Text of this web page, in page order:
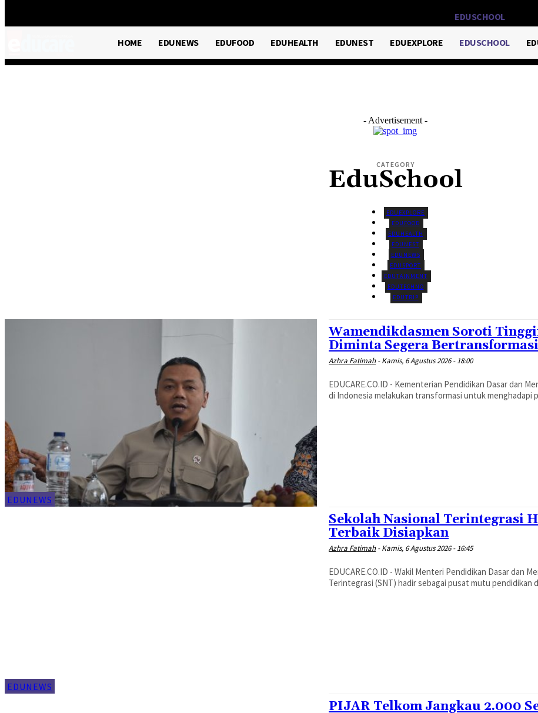
EDUSCHOOL
HOME EDUNEWS EDUFOOD EDUHEALTH EDUNEST EDUEXPLORE EDUSCHOOL
- Advertisement -
CATEGORY
EduSchool
EDUEXPLORE
EDUFOOD
EDUHEALTH
EDUNEST
EDUNEWS
EDUSPORT
EDUTAINMENT
EDUTECHNO
EDUTRIP
EDUNEWS
Wamendikdasmen Soroti
Diminta Segera Bertransformasi
Azhra Fatimah - Kamis, 6 Agustus 2026 - 18:00
EDUCARE.CO.ID - Kementerian Pendidikan Dasar dan
di Indonesia melakukan transformasi untuk menghadapi
EDUNEWS
Sekolah Nasional Terintegrasi
Terbaik Disiapkan
Azhra Fatimah - Kamis, 6 Agustus 2026 - 16:45
EDUCARE.CO.ID - Wakil Menteri Pendidikan Dasar dan
Terintegrasi (SNT) hadir sebagai pusat mutu pendidikan
PIJAR Telkom Jangkau 2.000